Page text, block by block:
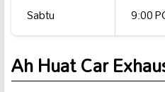
Sabtu
9:00
Ah Huat Car